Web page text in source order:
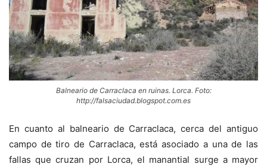
Balneario de Carraclaca en ruinas. Lorca. Foto:
http://falsaciudad.blogspot.com.es
En cuanto al balneario de Carraclaca, cerca del antiguo
campo de tiro de Carraclaca, estáasociado a una de las
fallas que cruzan por Lorca, el manantial surge a mayor